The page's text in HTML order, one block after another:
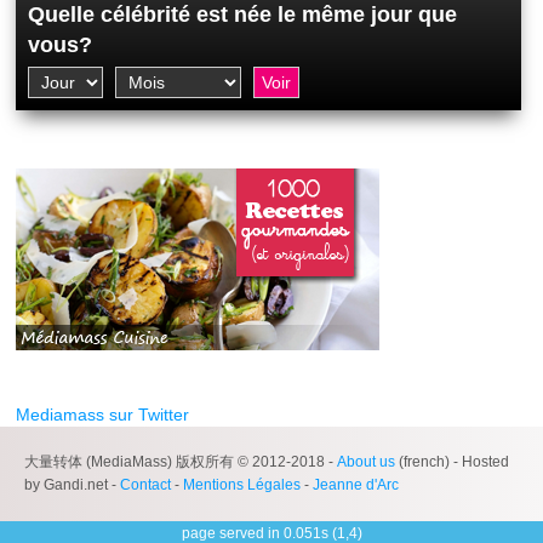
Quelle célébrité est née le même jour que
vous?
Mediamass sur Twitter
大量转体 (MediaMass) 版权所有 © 2012-2018 - About us (french) - Hosted
by Gandi.net - Contact- Mentions Légales - Jeanne d'Arc
page served in 0.051s (1,4)